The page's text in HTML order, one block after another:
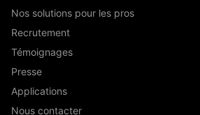
Nos solutions pour les pros
Recrutement
Témoignages
Presse
Applications
Nous contacter